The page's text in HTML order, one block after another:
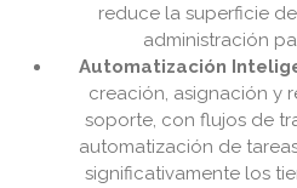
reduce la superficie
administración
Automatización
creación, asignación y
soporte, con flujos de
automatización de
significativamente los